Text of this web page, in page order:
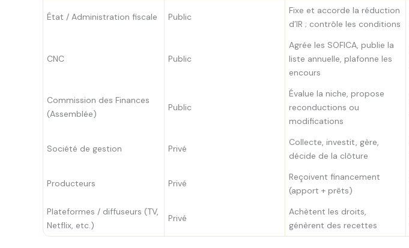
État / Administration fiscale Public
Fixe et accorde la réduction
d’IR ; contrôle les conditions
CNC Public
Agrée les SOFICA, publie la
liste annuelle, plafonne les
encours
Commission des Finances
(Assemblée)
Public
Évalue la niche, propose
reconductions ou
modifications
Société de gestion Privé
Collecte, investit, gère,
décide de la clôture
Producteurs Privé
Reçoivent financement
(apport + prêts)
Plateformes / diffuseurs (TV,
Netflix, etc.)
Privé
Achètent les droits,
génèrent des recettes